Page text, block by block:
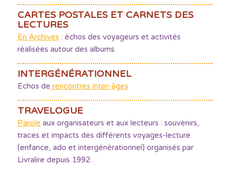
CARTES POSTALES ET CARNETS DES
LECTURES
En Archives : échos des voyageurs et activités
réalisées autour des albums.
INTERGÉNÉRATIONNEL
Echos de rencontres inter-âges
TRAVELOGUE
Parole aux organisateurs et aux lecteurs : souvenirs,
traces et impacts des différents voyages-lecture
(enfance, ado et intergénérationnel) organisés par
Livralire depuis 1992.